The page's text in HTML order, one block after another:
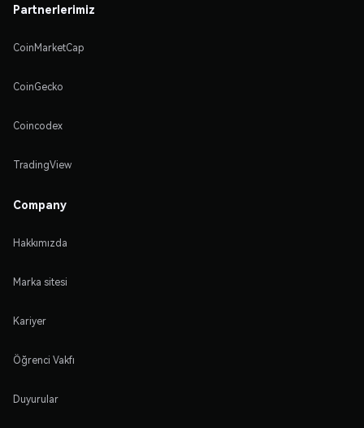
Partnerlerimiz
CoinMarketCap
CoinGecko
Coincodex
TradingView
Company
Hakkımızda
Marka sitesi
Kariyer
Öğrenci Vakfı
Duyurular